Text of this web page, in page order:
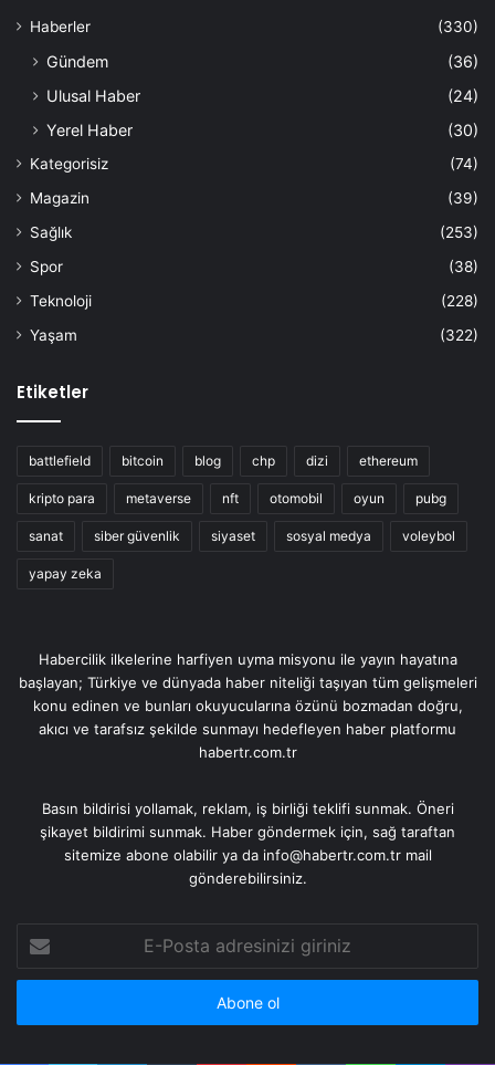
Haberler
(330)
Gündem
(36)
Ulusal Haber
(24)
Yerel Haber
(30)
Kategorisiz
(74)
Magazin
(39)
Sağlık
(253)
Spor
(38)
Teknoloji
(228)
Yaşam
(322)
Etiketler
battlefield bitcoin blog chp dizi ethereum
kripto para metaverse nft otomobil oyun pubg
sanat siber güvenlik siyaset sosyal medya voleybol
yapay zeka
Habercilik ilkelerine harfiyen uyma misyonu ile yayın hayatına
başlayan; Türkiye ve dünyada haber niteliği taşıyan tüm gelişmeleri
konu edinen ve bunları okuyucularına özünü bozmadan doğru,
akıcı ve tarafsız şekilde sunmayı hedefleyen haber platformu
habertr.com.tr
Basın bildirisi yollamak, reklam, iş birliği teklifi sunmak. Öneri
şikayet bildirimi sunmak. Haber göndermek için, sağ taraftan
sitemize abone olabilir ya da info@habertr.com.tr mail
gönderebilirsiniz.
Posta
adresinizi